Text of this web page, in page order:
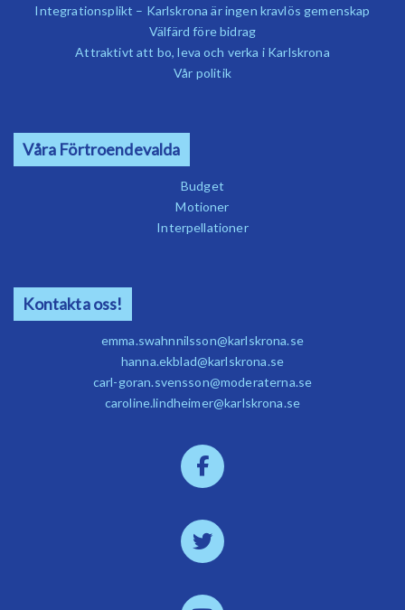
Integrationsplikt – Karlskrona är ingen kravlös gemenskap
Välfärd före bidrag
Attraktivt att bo, leva och verka i Karlskrona
Vår politik
Våra Förtroendevalda
Budget
Motioner
Interpellationer
Kontakta oss!
emma.swahnnilsson@karlskrona.se
hanna.ekblad@karlskrona.se
carl-goran.svensson@moderaterna.se
caroline.lindheimer@karlskrona.se